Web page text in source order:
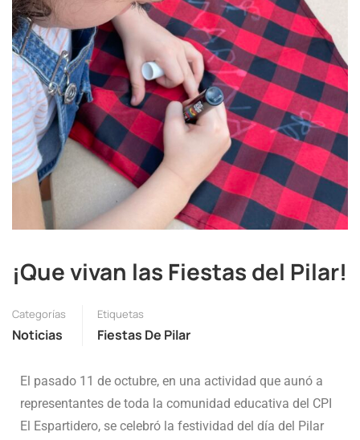
¡Que vivan las Fiestas del Pilar!
Categorías
Noticias
Etiquetas
Fiestas De Pilar
El pasado 11 de octubre, en una actividad que aunó a
representantes de toda la comunidad educativa del CPI
El Espartidero, se celebró la festividad del día del Pilar